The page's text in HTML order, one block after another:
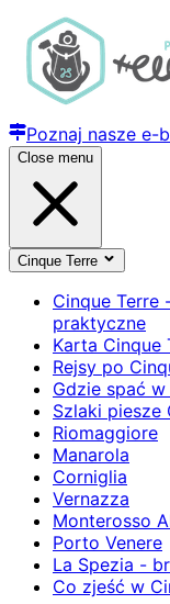
Poznaj nasze e-
Close menu
Cinque Terre
Cinque Terre
praktyczne
Karta Cinque
Rejsy po
Gdzie spać w
Szlaki piesze
Riomaggiore
Manarola
Corniglia
Vernazza
Monterosso
Porto Venere
La Spezia -
Co zjeść w